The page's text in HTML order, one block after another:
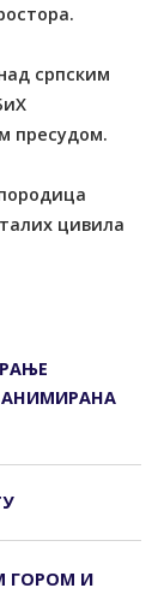
српским
пресудом.
цивила
ГОРОМ И